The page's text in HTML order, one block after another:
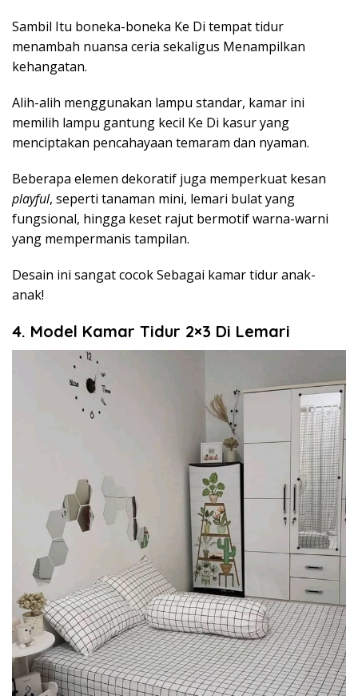
Sambil Itu boneka-boneka Ke Di tempat tidur
menambah nuansa ceria sekaligus Menampilkan
kehangatan.
Alih-alih menggunakan lampu standar, kamar ini
memilih lampu gantung kecil Ke Di kasur yang
menciptakan pencahayaan temaram dan nyaman.
Beberapa elemen dekoratif juga memperkuat kesan
playful, seperti tanaman mini, lemari bulat yang
fungsional, hingga keset rajut bermotif warna-warni
yang mempermanis tampilan.
Desain ini sangat cocok Sebagai kamar tidur anak-
anak!
4. Model Kamar Tidur 2×3 Di Lemari